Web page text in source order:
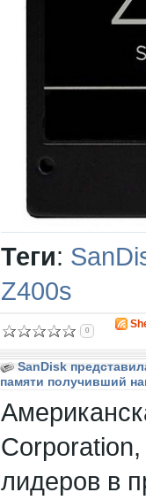
Теги:
Z400s
0
SanDisk
памяти получивший
лидеров в